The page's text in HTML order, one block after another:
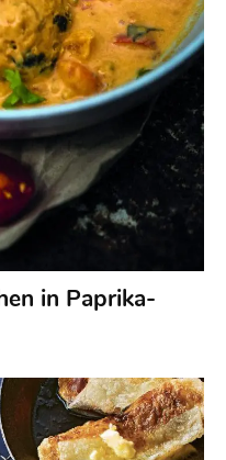
in Paprika-